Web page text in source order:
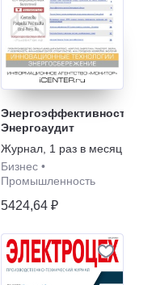
Энергоэффективность.
Энергоаудит
Журнал 1 раз в месяц
Бизнес •
Промышленность
5424,64 ₽